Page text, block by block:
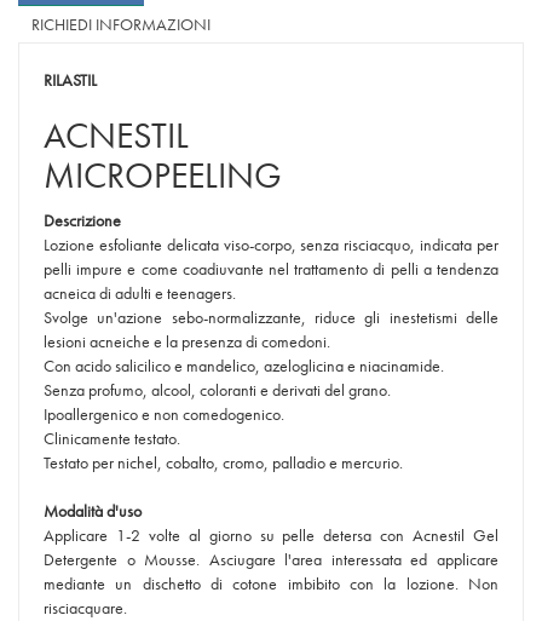
RICHIEDI INFORMAZIONI
RILASTIL
ACNESTIL
MICROPEELING
Descrizione
Lozione esfoliante delicata viso-corpo, senza risciacquo, indicata per
pelli impure e come coadiuvante nel trattamento di pelli a tendenza
acneica di adulti e teenagers.
Svolge un'azione sebo-normalizzante, riduce gli inestetismi delle
lesioni acneiche e la presenza di comedoni.
Con acido salicilico e mandelico, azeloglicina e niacinamide.
Senza profumo, alcool, coloranti e derivati del grano.
Ipoallergenico e non comedogenico.
Clinicamente testato.
Testato per nichel, cobalto, cromo, palladio e mercurio.
Modalità d'uso
Applicare 1-2 volte al giorno su pelle detersa con Acnestil Gel
Detergente o Mousse. Asciugare l'area interessata ed applicare
mediante un dischetto di cotone imbibito con la lozione. Non
risciacquare.